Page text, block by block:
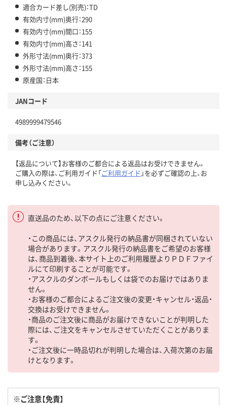
適合カード差し(別売)：TD
有効内寸(mm)奥行：290
有効内寸(mm)間口：155
有効内寸(mm)高さ：141
外形寸法(mm)奥行：373
外形寸法(mm)高さ：155
原産国：日本
JANコード
4989999479546
備考（ご注意）
【返品について】お客様のご都合による返品はお受けできません。
ご購入の際は、ご利用ガイド「ご利用ガイド 」を必ずご確認の上、お
申し込みください。
直送品のため、以下の点にご注意ください。
・この商品には、アスクル発行の納品書が同梱されていない
場合があります。アスクル発行の納品書をご希望のお客様
は、商品到着後、本サイト上のご利用履歴よりＰＤＦファイ
ルにて印刷することが可能です。
・アスクルのダンボールもしくは袋でのお届けではありま
せん。
・お客様のご都合によるご注文後の変更・キャンセル・返品・
交換はお受けできません。
・商品のご注文後に商品がお届けできないことが判明した
際には、ご注文をキャンセルさせていただくことがありま
す。
・ご注文後に一時品切れが判明した場合は、入荷次第のお届
けとなります。
※ご注意【免責】